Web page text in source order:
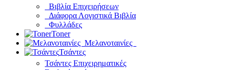
Βιβλία Επιχειρήσεων
Διάφορα Λογιστικά Βιβλία
Φυλλάδες
Toner
Μελανοταινίες
Τσάντες
Τσάντες Επιχειρηματικές